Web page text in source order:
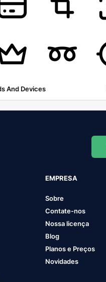
And Devices
EMPRESA
Sobre
Contate-nos
Nossa licença
Blog
Planos e Preços
Novidades